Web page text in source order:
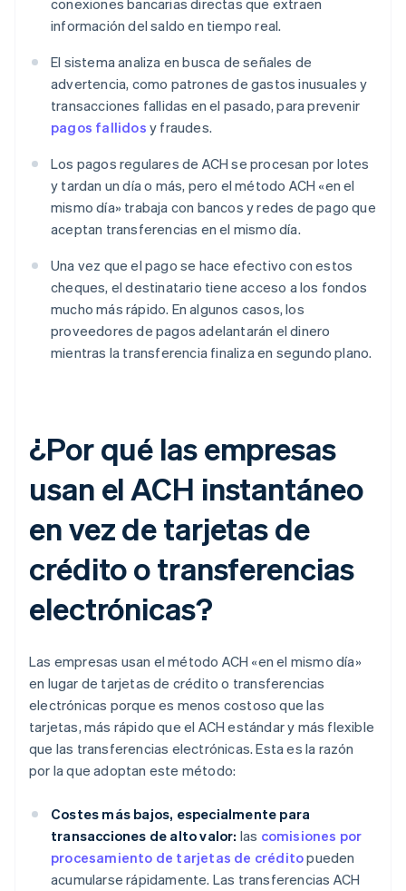
conexiones bancarias directas que extraen
información del saldo en tiempo real.
El sistema analiza en busca de señales de
advertencia, como patrones de gastos inusuales y
transacciones fallidas en el pasado, para prevenir
pagos fallidos y fraudes.
Los pagos regulares de ACH se procesan por lotes
y tardan un día o más, pero el método ACH «en el
mismo día» trabaja con bancos y redes de pago que
aceptan transferencias en el mismo día.
Una vez que el pago se hace efectivo con estos
cheques, el destinatario tiene acceso a los fondos
mucho más rápido. En algunos casos, los
proveedores de pagos adelantarán el dinero
mientras la transferencia finaliza en segundo plano.
¿Por qué las empresas
usan el ACH instantáneo
en vez de tarjetas de
crédito o transferencias
electrónicas?
Las empresas usan el método ACH «en el mismo día»
en lugar de tarjetas de crédito o transferencias
electrónicas porque es menos costoso que las
tarjetas, más rápido que el ACH estándar y más flexible
que las transferencias electrónicas. Esta es la razón
por la que adoptan este método:
Costes más bajos, especialmente para
transacciones de alto valor: las comisiones por
procesamiento de tarjetas de créditopueden
acumularse rápidamente. Las transferencias ACH